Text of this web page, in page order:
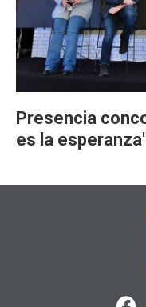
Presencia
es la